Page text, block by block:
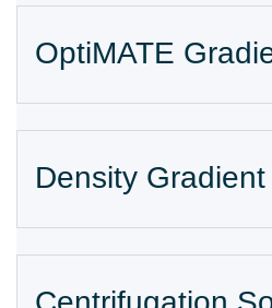
OptiMATE
Density